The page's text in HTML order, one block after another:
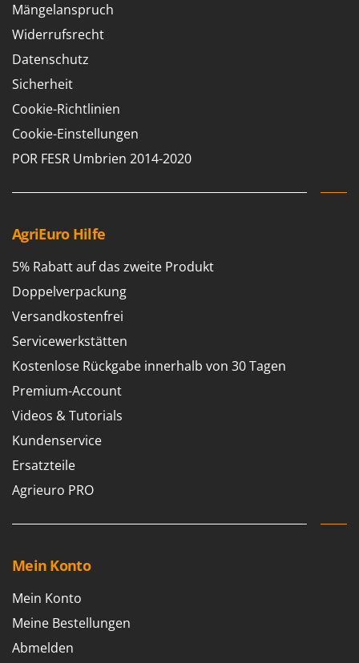
Telwin
Tenco
Tineco
Titania
Tornado
Tre Spade
Trev - Abrek - TecnoVIR
U
Unger
V
Verdemax
Vesco
Volpi
W
Waldner
Weber
WIDU
Wiper EcoRobot
Worx
Y Yard Force
Z
Zanon
Mängelanspruch
Widerrufsrecht
Datenschutz
Sicherheit
Cookie-Richtlinien
Cookie-Einstellungen
POR FESR Umbrien 2014-2020
AgriEuro Hilfe
5% Rabatt auf das zweite Produkt
Doppelverpackung
Versandkostenfrei
Servicewerkstätten
Kostenlose Rückgabe innerhalb von 30 Tagen
Premium-Account
Videos & Tutorials
Kundenservice
Ersatzteile
Agrieuro PRO
Mein Konto
Mein Konto
Meine Bestellungen
Abmelden